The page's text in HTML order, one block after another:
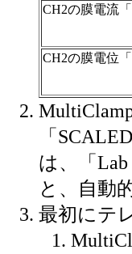
CH2の膜電流「
CH2の膜電位「
「
は、「
と、自動
最初にテ